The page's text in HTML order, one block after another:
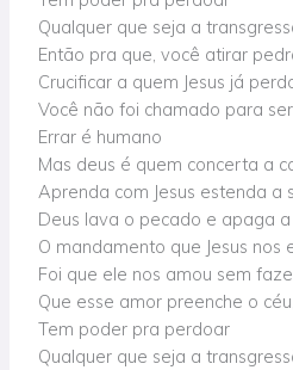
Qualquer que seja a
Então pra que, você atirar
Crucificar a quem Jesus já
Você não foi chamado para
Errar é humano
Mas deus é quem concerta a
Aprenda com Jesus estenda a
Deus lava o pecado e apaga a
O mandamento que Jesus nos
Foi que ele nos amou sem
Que esse amor preenche o
Tem poder pra perdoar
Qualquer que seja a